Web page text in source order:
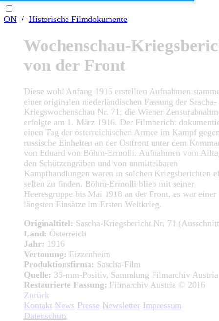
ON / Historische Filmdokumente
Wochenschau-
von der Front
Diese wohl Anfang 1916 erstellten Aufnahmen
einer originalen niederländischen Fassung der Sascha-
Kriegswochenschau Nr. 71; die Wiener
erfolgte am 1. März 1916. Der Filmbericht
einen Tag der österreichischen Armee im Kampf
russische Einheiten an der Ostfront unter dem
von Eduard von Böhm-Ermolli. Aufnahmen vom
den Schützengräben und von unmittelbaren
Kampfhandlungen waren in solchen Kriegsberichten
selten zu finden. Böhm-Ermolli blieb mit seiner
Heeresgruppe bis Mai 1918 an der Front, es war einer
längsten Einsätze im Ersten Weltkrieg.
Originaltitel: Sascha-Kriegsbericht Nr. 71
Land: Österreich
Jahr: 1916
Vertonung: Eizzenheim
Produktionsfirma: Sascha-Film
Quelle: 35-mm-Positiv, Sammlung Filmarchiv Austria
Restaurierte Fassung: Filmarchiv Austria © 2016
Zurück
Kontakt News Presse Newsletter Impressum
Datenschutz